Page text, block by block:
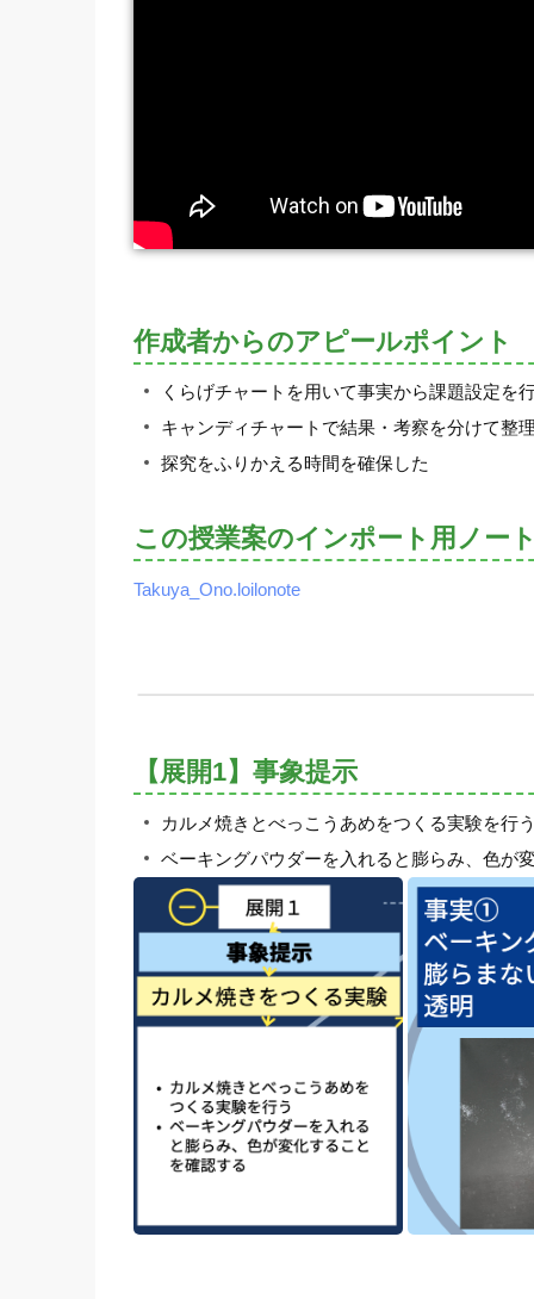
作成者からのアピールポイント
くらげチャートを用いて事実から課題設定を
キャンディチャートで結果・考察を分けて整
探究をふりかえる時間を確保した
この授業案のインポート用ノー
Takuya_Ono.loilonote
【展開1】事象提示
カルメ焼きとべっこうあめをつくる実験を行
ベーキングパウダーを入れると膨らみ、色